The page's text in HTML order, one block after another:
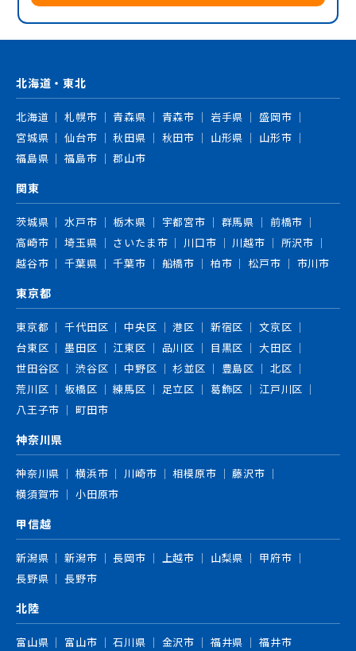
北海道・東北
北海道 札幌市 青森県 青森市 岩手県
盛岡市
宮城県
仙台市 秋田県 秋田市 山形県
山形市
福島県
福島市 郡山市
関東
茨城県 水戸市 栃木県 宇都宮市 群馬県
前橋市
高崎市
埼玉県 さいたま市 川口市 川越市
所沢市
越谷市
千葉県 千葉市 船橋市 柏市 松戸市 市川市
東京都
東京都 千代田区 中央区 港区 新宿区
文京区
台東区
墨田区 江東区 品川区 目黒区
大田区
世田谷区
渋谷区 中野区 杉並区 豊島区
北区
荒川区
板橋区 練馬区 足立区 葛飾区
江戸川区
八王子市
町田市
神奈川県
神奈川県 横浜市 川崎市 相模原市
藤沢市
横須賀市
小田原市
甲信越
新潟県 新潟市 長岡市 上越市 山梨県
甲府市
長野県
長野市
北陸
富山県 富山市 石川県 金沢市 福井県 福井市